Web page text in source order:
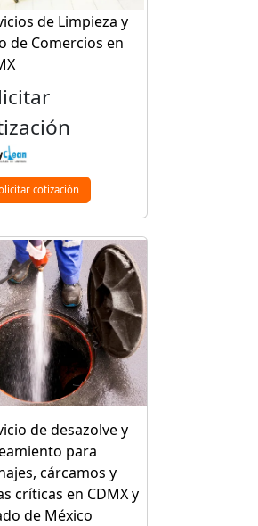
de Limpieza y
de Comercios en
cotización
de desazolve y
para
cárcamos y
críticas en CDMX y
de México